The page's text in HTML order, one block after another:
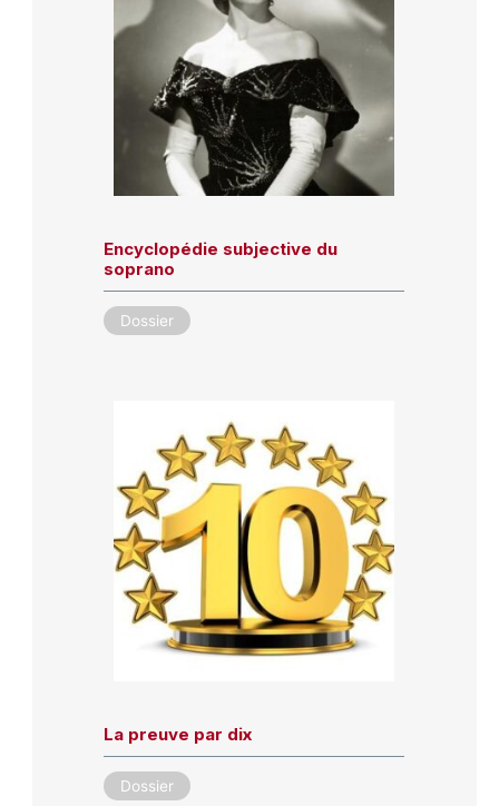
Encyclopédie subjective du
soprano
Dossier
La preuve par dix
Dossier